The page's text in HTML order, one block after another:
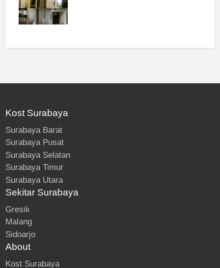
Kost Surabaya
Surabaya Barat
Surabaya Pusat
Surabaya Selatan
Surabaya Timur
Surabaya Utara
Sekitar Surabaya
Gresik
Malang
Sidoarjo
About
Kost Surabaya